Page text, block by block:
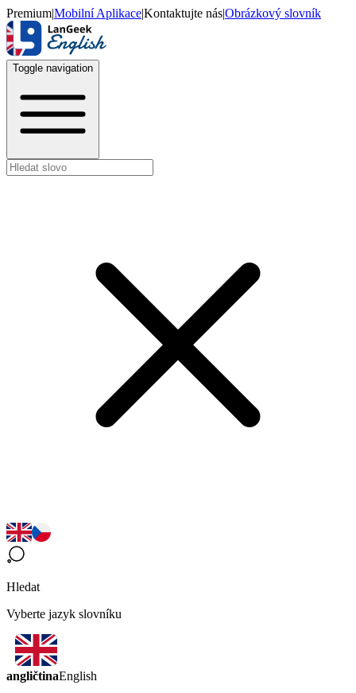
Premium|Mobilní Aplikace|Kontaktujte nás|Obrázkový slovník
Toggle navigation
Hledat
Vyberte jazyk slovníku
angličtinaEnglish